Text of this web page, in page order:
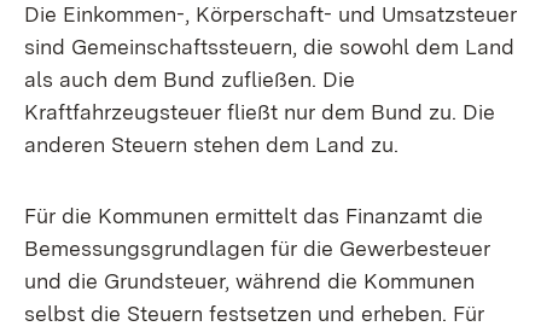
Die Einkommen-, Körperschaft- und Umsatzsteuer
sind Gemeinschaftssteuern, die sowohl dem Land
als auch dem Bund zufließen. Die
Kraftfahrzeugsteuer fließt nur dem Bund zu. Die
anderen Steuern stehen dem Land zu.
Für die Kommunen ermittelt das Finanzamt die
Bemessungsgrundlagen für die Gewerbesteuer
und die Grundsteuer, während die Kommunen
selbst die Steuern festsetzen und erheben. Für